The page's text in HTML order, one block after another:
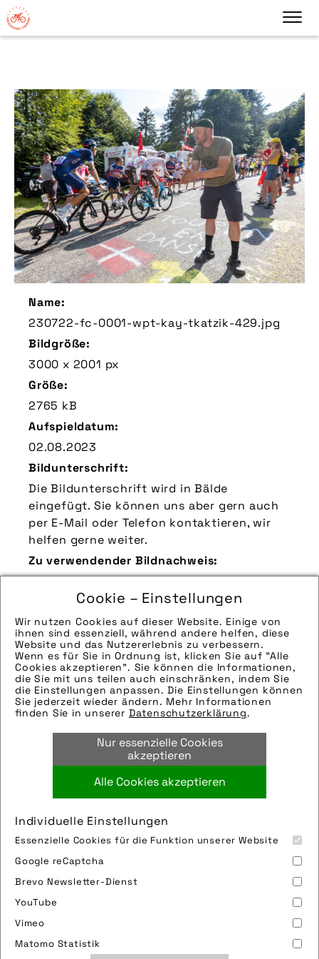
Cookie – Einstellungen
Wir nutzen Cookies auf dieser Website. Einige von
ihnen sind essenziell, während andere helfen, diese
Website und das Nutzererlebnis zu verbessern.
Wenn es für Sie in Ordnung ist, klicken Sie auf "Alle
Cookies akzeptieren". Sie können die Informationen,
die Sie mit uns teilen auch einschränken, indem Sie
die Einstellungen anpassen. Die Einstellungen können
Sie jederzeit wieder ändern. Mehr Informationen
finden Sie in unserer Datenschutzerklärung.
Nur essenzielle Cookies
akzeptieren
Alle Cookies akzeptieren
Individuelle Einstellungen
Essenzielle Cookies für die Funktion unserer Website
Google reCaptcha
Brevo Newsletter-Dienst
YouTube
Vimeo
Matomo Statistik
Name:
230722-fc-0001-wpt-kay-tkatzik-429.jpg
Bildgröße:
3000 x 2001 px
Größe:
2765 kB
Aufspieldatum:
02.08.2023
Bildunterschrift:
Die Bildunterschrift wird in Bälde
eingefügt. Sie können uns aber gern auch
per E-Mail oder Telefon kontaktieren, wir
helfen gerne weiter.
Zu verwendender Bildnachweis:
Quelle/Source [´www.pd-f.de / Kay Tkatzik´]
Technik-Info:
Die technischen Details werden in Bälde
eingefügt. Sie können uns aber gern auch
per E-Mail oder Telefon kontaktieren, wir
helfen gerne weiter.
Tags:
cargobike,e-bike,lastenrad,pedelec,
rennen,tourdefrance,wettbewerb,
workpacking,wpt
Bild downloaden
Nutzungsbedingungen
Datenschutz